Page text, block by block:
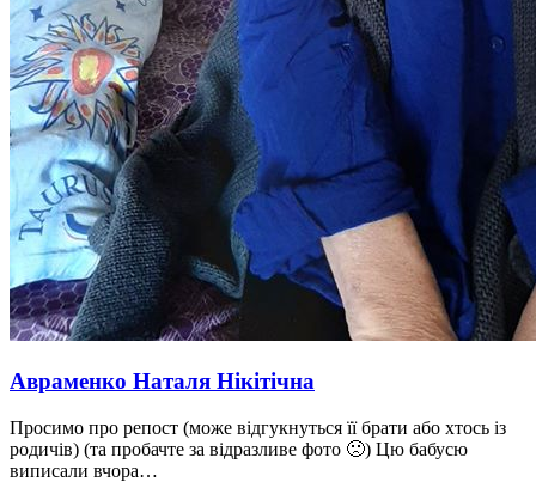
Авраменко Наталя Нікітічна
Просимо про репост (може відгукнуться її брати або хтось із
родичів) (та пробачте за відразливе фото 🙁) Цю бабусю
виписали вчора…